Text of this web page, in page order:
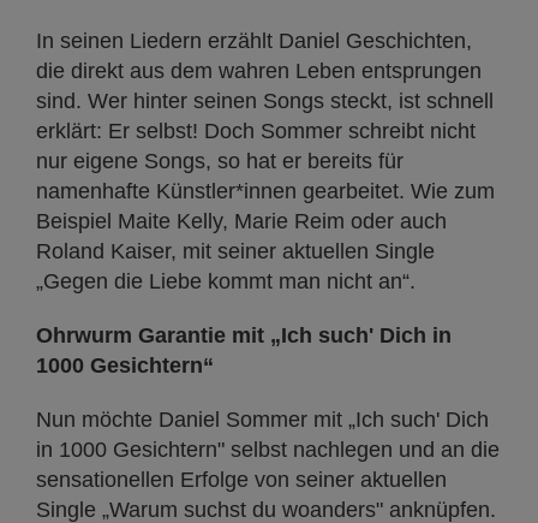
In seinen Liedern erzählt Daniel Geschichten,
die direkt aus dem wahren Leben entsprungen
sind. Wer hinter seinen Songs steckt, ist schnell
erklärt: Er selbst! Doch Sommer schreibt nicht
nur eigene Songs, so hat er bereits für
namenhafte Künstler*innen gearbeitet. Wie zum
Beispiel Maite Kelly, Marie Reim oder auch
Roland Kaiser, mit seiner aktuellen Single
„Gegen die Liebe kommt man nicht an“.
Ohrwurm Garantie mit „Ich such' Dich in
1000 Gesichtern“
Nun möchte Daniel Sommer mit „Ich such' Dich
in 1000 Gesichtern" selbst nachlegen und an die
sensationellen Erfolge von seiner aktuellen
Single „Warum suchst du woanders" anknüpfen.